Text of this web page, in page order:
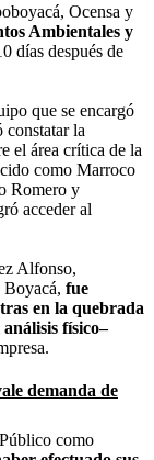
Ocensa y
Ambientales y
días después de
que se encargó
la
el área crítica de la
como Marroco
Romero y
acceder al
Alfonso,
fue
en la quebrada
físico–
demanda de
como